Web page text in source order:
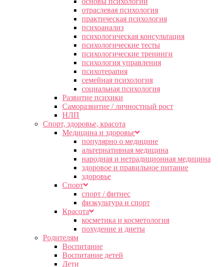
отраслевая психология
практическая психология
психоанализ
психологическая консультация
психологические тесты
психологические тренинги
психология управления
психотерапия
семейная психология
социальная психология
Развитие психики
Саморазвитие / личностный рост
НЛП
Спорт, здоровье, красота
Медицина и здоровье
популярно о медицине
альтернативная медицина
народная и нетрадиционная медицина
здоровое и правильное питание
здоровье
Спорт
спорт / фитнес
физкультура и спорт
Красота
косметика и косметология
похудение и диеты
Родителям
Воспитание
Воспитание детей
Дети